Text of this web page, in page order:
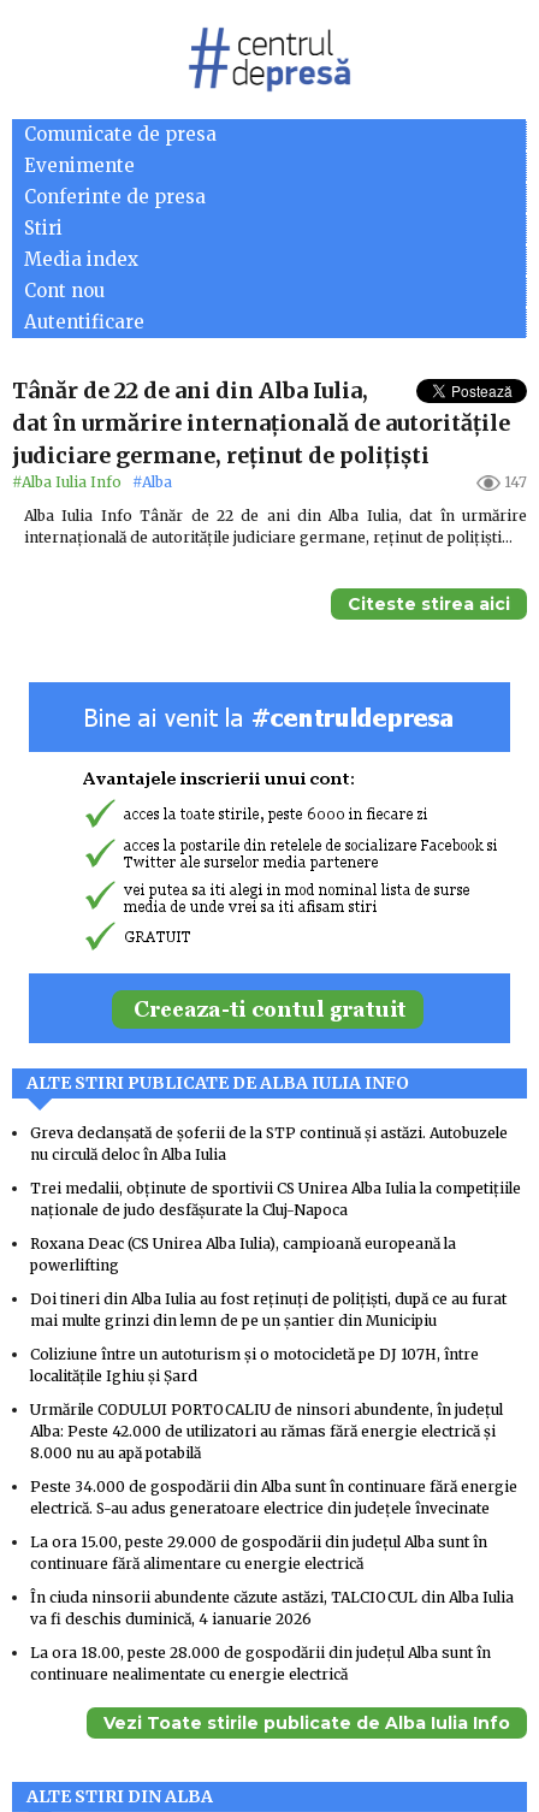
Comunicate de presa
Evenimente
Conferinte de presa
Stiri
Media index
Cont nou
Autentificare
Tânăr de 22 de ani din Alba Iulia,
dat în urmărire internațională de autoritățile
judiciare germane, reținut de polițiști
#Alba Iulia Info #Alba
147
Alba Iulia Info Tânăr de 22 de ani din Alba Iulia, dat în urmărire
internațională de autoritățile judiciare germane, reținut de polițiști…
Citeste stirea aici
ALTE STIRI PUBLICATE DE ALBA IULIA INFO
Greva declanșată de șoferii de la STP continuă și astăzi. Autobuzele
nu circulă deloc în Alba Iulia
Trei medalii, obținute de sportivii CS Unirea Alba Iulia la competițiile
naționale de judo desfășurate la Cluj-Napoca
Roxana Deac (CS Unirea Alba Iulia), campioană europeană la
powerlifting
Doi tineri din Alba Iulia au fost reținuți de polițiști, după ce au furat
mai multe grinzi din lemn de pe un șantier din Municipiu
Coliziune între un autoturism și o motocicletă pe DJ 107H, între
localitățile Ighiu și Șard
Urmările CODULUI PORTOCALIU de ninsori abundente, în județul
Alba: Peste 42.000 de utilizatori au rămas fără energie electrică și
8.000 nu au apă potabilă
Peste 34.000 de gospodării din Alba sunt în continuare fără energie
electrică. S-au adus generatoare electrice din județele învecinate
La ora 15.00, peste 29.000 de gospodării din județul Alba sunt în
continuare fără alimentare cu energie electrică
În ciuda ninsorii abundente căzute astăzi, TALCIOCUL din Alba Iulia
va fi deschis duminică, 4 ianuarie 2026
La ora 18.00, peste 28.000 de gospodării din județul Alba sunt în
continuare nealimentate cu energie electrică
Vezi Toate stirile publicate de Alba Iulia Info
ALTE STIRI DIN ALBA